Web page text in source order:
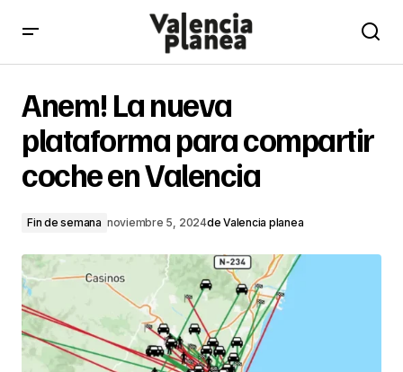
Anem! La nueva
plataforma para compartir
coche en Valencia
Fin de semana noviembre 5, 2024de Valencia planea